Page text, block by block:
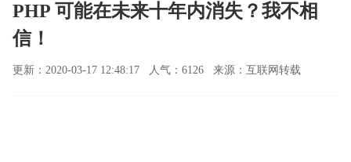
PHP 可能在未来十年内消失？我不相
信！
更新：2020-03-17 12:48:17 人气：6126 来源：互联网转载